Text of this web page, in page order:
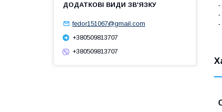
-
-
-
fedor151067@gmail.com
+380509813707
+380509813707